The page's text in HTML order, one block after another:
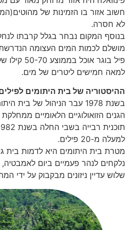
חשוב אזור בו הזמינות של
לא חסרה.
בנוסף המקום נבחר בגלל קרבתו
מושלם לכמות המים העצומה הנדרשת
פיל בוגר
למאה חמישים ליטרים של מים.
ההיסטוריה של בית היתומים
בשנת 1978 עבר הניהול של
הגנים הזואולוגיים הלאומיים
למעלה מ-20 פילים.
מטרת בית היתומים היא לדמות בית
נלקחים לנהר פעמיים ביום
שלוש עדיין ניזונים מבקבוק על ידי